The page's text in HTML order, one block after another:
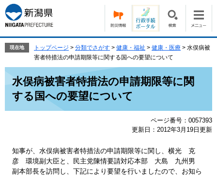
ー
ジ
の
で
ニ
ュ
ー
ば
現在地 トップページ > 分類でさがす > 健康・福祉 > 健康・医療 > 水俣病被
害者特措法の申請期限等に関する国への要望について
水俣病被害者特措法の申請期限等に関
する国への要望について
ページ番号：0057393
更新日：2012年3月19日更新
知事が、水俣病被害者特措法の申請期限等に関し、横光 克
彦 環境副大臣と、民主党陳情要請対応本部 大島 九州男
副本部長を訪問し、下記により要望を行いましたので、お知ら